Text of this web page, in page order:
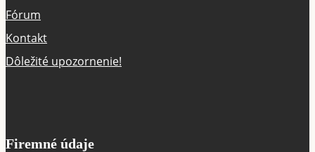
Fórum
Kontakt
Dôležité upozornenie!
Firemné údaje